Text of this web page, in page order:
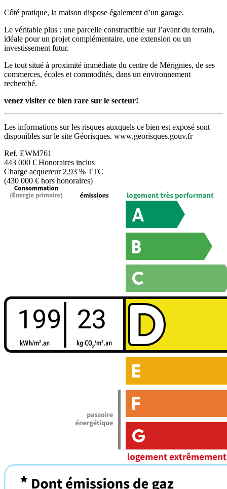
Côté pratique, la maison dispose également d’un garage.
Le véritable plus : une parcelle constructible sur l’avant du terrain,
idéale pour un projet complémentaire, une extension ou un
investissement futur.
Le tout situé à proximité immédiate du centre de Mérignies, de ses
commerces, écoles et commodités, dans un environnement
recherché.
venez visiter ce bien rare sur le secteur!
Les informations sur les risques auxquels ce bien est exposé sont
disponibles sur le site Géorisques. www.georisques.gouv.fr
Ref. EWM761
443 000 € Honoraires inclus
Charge acquereur 2,93 % TTC
(430 000 € hors honoraires)
199 23